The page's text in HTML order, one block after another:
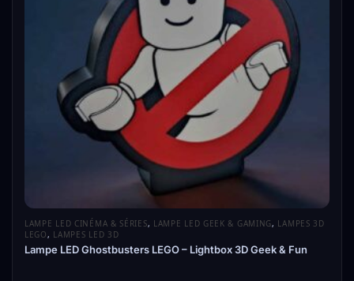
LAMPE LED CINÉMA & SÉRIES, LAMPE LED GEEK & GAMING, LAMPES 3D
LEGO, LAMPES LED 3D
Lampe LED Ghostbusters LEGO – Lightbox 3D Geek & Fun